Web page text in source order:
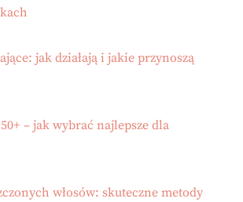
jak działają i jakie przynoszą
– jak wybrać najlepsze dla
włosów: skuteczne metody